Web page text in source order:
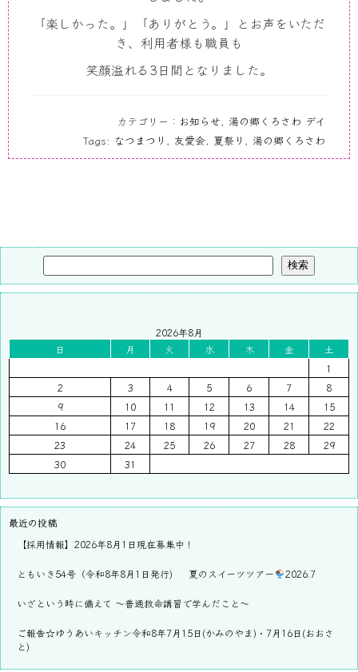
「楽しかった。」「ありがとう。」とお声をいただ
き、利用者様も職員も
笑顔溢れる 3日間となりました。
カテゴリー： お知らせ, 湯の郷くろさわ デイ
Tags: なつまつり , 友愛会, 夏祭り , 湯の郷くろさわ
検索
2026年8月
日
月 火 水 木 金
土
1
2
3 4 5 6 7
8
9
10 11 12 13 14
15
16
17 18 19 20 21
22
23
24 25 26 27 28
29
30
31
最近の投稿
【採用情報】2026年8月1日現在募集中！
ともいき54号（令和8年8月1日発行) 夏のスイーツツアー 2026.7
いざという時に備えて ～普通救命講習で学んだこと～
ご報告☆ゆうあいキッチン令和8年7月15日(かみのやま)・7月16日(おおさ
と)